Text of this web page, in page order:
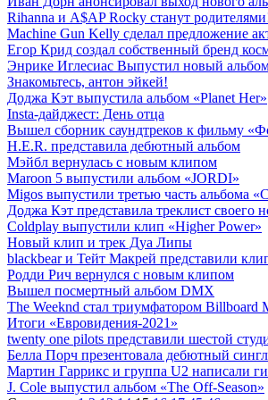
Rihanna и A$AP Rocky станут
Machine Gun Kelly сделал предложение
Егор Крид создал собственный бренд
Энрике Иглесиас Выпустил новый
Знакомьтесь, антон эйкей!
Доджа Кэт выпустила альбом «Planet Her»
Insta-дайджест: День отца
Вышел сборник саундтреков к фильму
H.E.R. представила дебютный альбом
Мэйбл вернулась с новым клипом
Maroon 5 выпустили альбом «JORDI»
Migos выпустили третью часть альбома
Доджа Кэт представила треклист своего
Coldplay выпустили клип «Higher Power»
Новый клип и трек Дуа Липы
blackbear и Тейт Макрей представили
Родди Рич вернулся с новым клипом
Вышел посмертный альбом DMX
The Weeknd стал триумфатором Billboard
Итоги «Евровидения-2021»
twenty one pilots представили шестой
Белла Порч презентовала дебютный
Мартин Гаррикс и группа U2 написали
J. Cole выпустил альбом «The Off-Season»